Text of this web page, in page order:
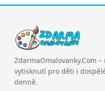
ZdarmaOmalovanky.Com
vytisknutí pro děti i
denně.